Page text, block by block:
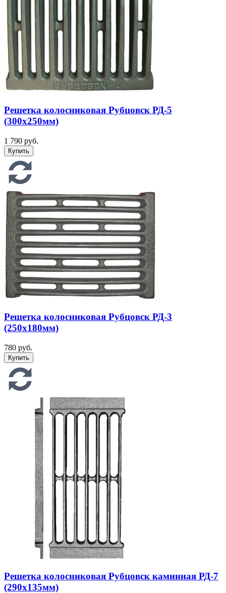
Решетка колосниковая Рубцовск РД-5
(300х250мм)
1 790 руб.
Решетка колосниковая Рубцовск РД-3
(250х180мм)
780 руб.
Решетка колосниковая Рубцовск каминная РД-7
(290х135мм)